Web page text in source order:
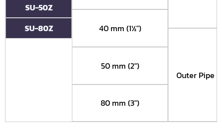
SU-50Z
SU-80Z
40 mm (1½")
50 mm (2")
80 mm (3")
Outer Pipe